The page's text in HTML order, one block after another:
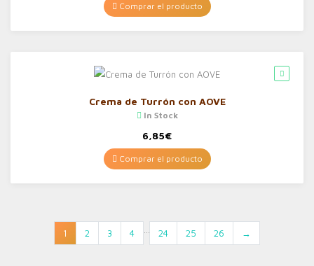
Comprar el producto
Crema de Turrón con AOVE
In Stock
6,85€
Comprar el producto
1 2 3 4 … 24 25 26 →